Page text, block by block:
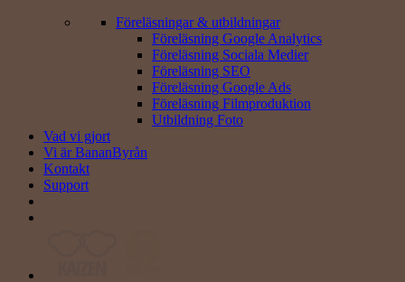
Föreläsningar & utbildningar
Föreläsning Google Analytics
Föreläsning Sociala Medier
Föreläsning SEO
Föreläsning Google Ads
Föreläsning Filmproduktion
Utbildning Foto
Vad vi gjort
Vi är BananByrån
Kontakt
Support